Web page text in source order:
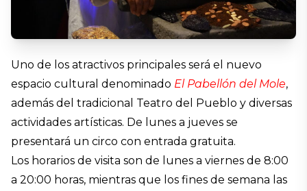
Uno de los atractivos principales será el nuevo
espacio cultural denominado El Pabellón del Mole,
además del tradicional Teatro del Pueblo y diversas
actividades artísticas. De lunes a jueves se
presentará un circo con entrada gratuita.
Los horarios de visita son de lunes a viernes de 8:00
a 20:00 horas, mientras que los fines de semana las